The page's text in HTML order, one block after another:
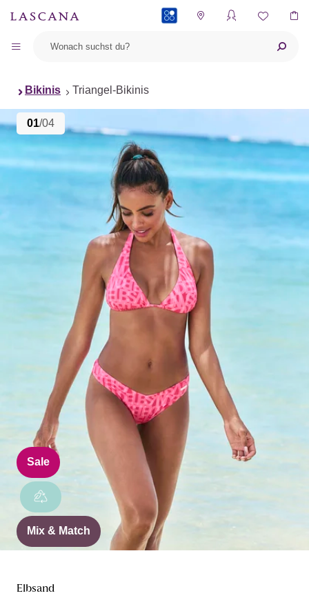
Bikinis Triangel-Bikinis
01/04
Sale
Mix & Match
Elbsand